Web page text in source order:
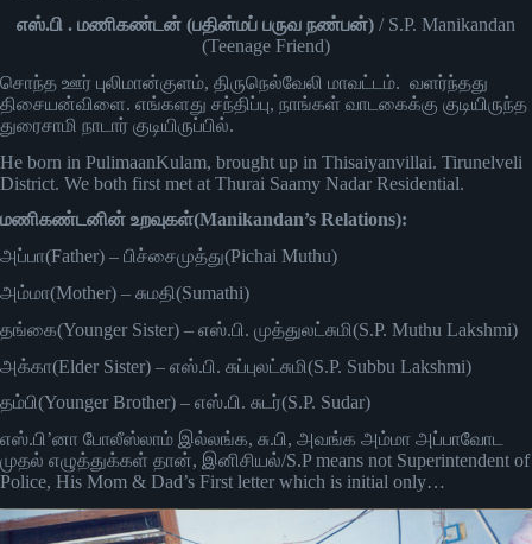
எஸ்.பி . மணிகண்டன் (பதின்மப் பருவ நண்பன்) / S.P. Manikandan
(Teenage Friend)
சொந்த ஊர் புலிமான்குளம், திருநெல்வேலி மாவட்டம். வளர்ந்தது
திசையன்விளை. எங்களது சந்திப்பு, நாங்கள் வாடகைக்கு குடியிருந்த
துரைசாமி நாடார் குடியிருப்பில்.
He born in PulimaanKulam, brought up in Thisaiyanvillai. Tirunelveli
District. We both first met at Thurai Saamy Nadar Residential.
மணிகண்டனின் உறவுகள்(Manikandan’s Relations):
அப்பா(Father) – பிச்சைமுத்து(Pichai Muthu)
அம்மா(Mother) – சுமதி(Sumathi)
தங்கை(Younger Sister) – எஸ்.பி. முத்துலட்சுமி(S.P. Muthu Lakshmi)
அக்கா(Elder Sister) – எஸ்.பி. சுப்புலட்சுமி(S.P. Subbu Lakshmi)
தம்பி(Younger Brother) – எஸ்.பி. சுடர்(S.P. Sudar)
எஸ்.பி’னா போலீஸ்லாம் இல்லங்க, சு.பி, அவங்க அம்மா அப்பாவோட
முதல் எழுத்துக்கள் தான், இனிசியல்/S.P means not Superintendent of
Police, His Mom & Dad’s First letter which is initial only…